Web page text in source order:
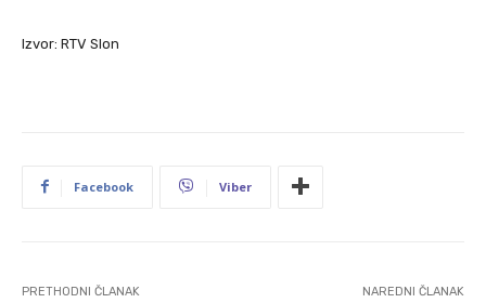
Izvor: RTV Slon
Facebook Viber
PRETHODNI ČLANAK NAREDNI ČLANAK